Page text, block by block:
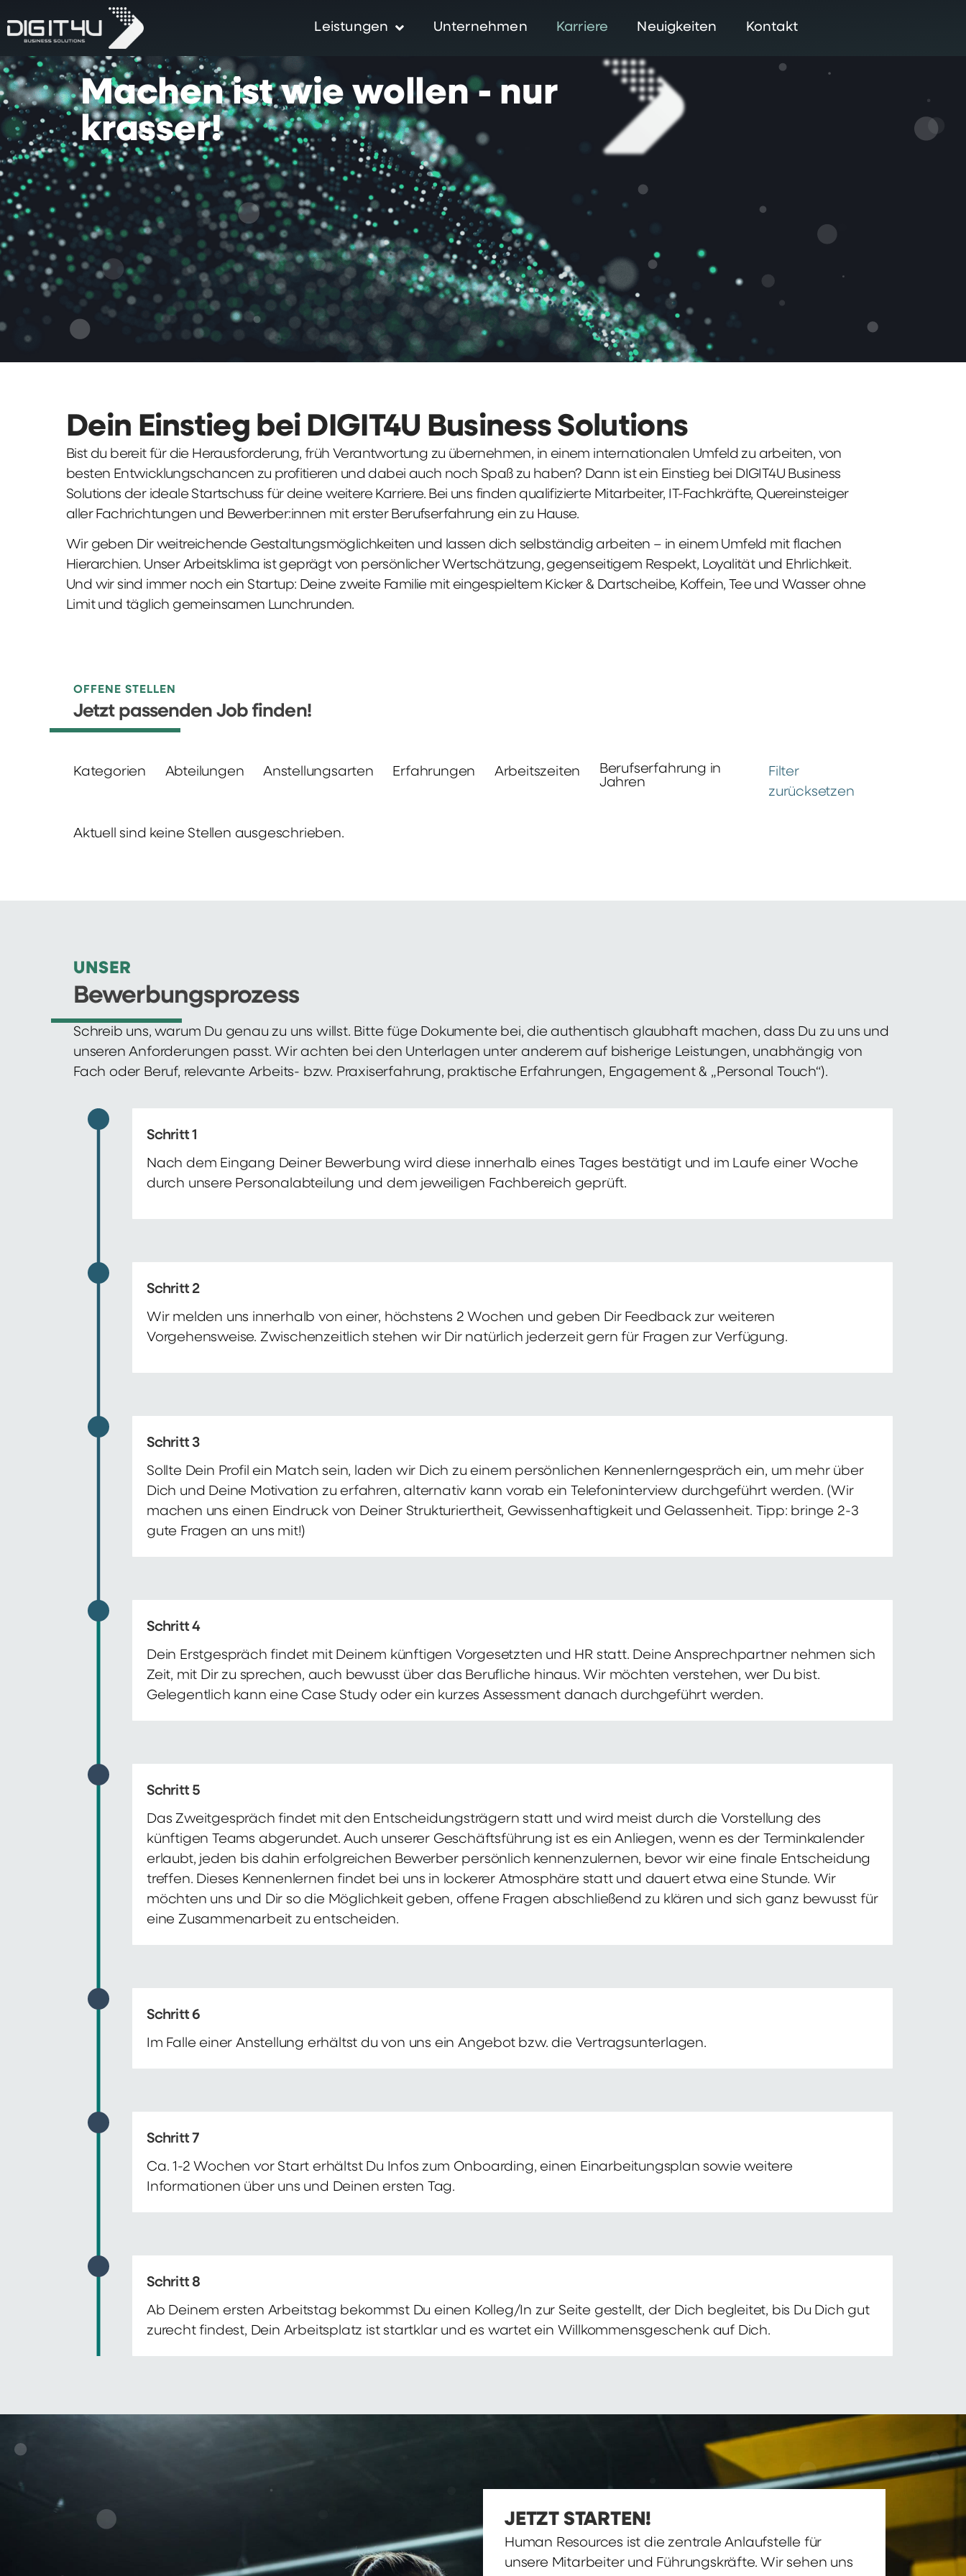
Leistungen Unternehmen Karriere Neuigkeiten Kontakt
Machen ist wie wollen - nur
krasser!
Dein Einstieg bei DIGIT4U Business Solutions
Bist du bereit für die Herausforderung, früh Verantwortung zu übernehmen, in einem internationalen Umfeld zu arbeiten, von
besten Entwicklungschancen zu profitieren und dabei auch noch Spaß zu haben? Dann ist ein Einstieg bei DIGIT4U Business
Solutions der ideale Startschuss für deine weitere Karriere. Bei uns finden qualifizierte Mitarbeiter, IT-Fachkräfte, Quereinsteiger
aller Fachrichtungen und Bewerber:innen mit erster Berufserfahrung ein zu Hause.
Wir geben Dir weitreichende Gestaltungsmöglichkeiten und lassen dich selbständig arbeiten – in einem Umfeld mit flachen
Hierarchien. Unser Arbeitsklima ist geprägt von persönlicher Wertschätzung, gegenseitigem Respekt, Loyalität und Ehrlichkeit.
Und wir sind immer noch ein Startup: Deine zweite Familie mit eingespieltem Kicker & Dartscheibe, Koffein, Tee und Wasser ohne
Limit und täglich gemeinsamen Lunchrunden.
OFFENE STELLEN
Jetzt passenden Job finden!
Kategorien Abteilungen Anstellungsarten Erfahrungen Arbeitszeiten
Berufserfahrung in
Jahren
Filter
zurücksetzen
Aktuell sind keine Stellen ausgeschrieben.
UNSER
Bewerbungsprozess
Schreib uns, warum Du genau zu uns willst. Bitte füge Dokumente bei, die authentisch glaubhaft machen, dass Du zu uns und
unseren Anforderungen passt. Wir achten bei den Unterlagen unter anderem auf bisherige Leistungen, unabhängig von
Fach oder Beruf, relevante Arbeits- bzw. Praxiserfahrung, praktische Erfahrungen, Engagement & „Personal Touch“).
Schritt 1
Nach dem Eingang Deiner Bewerbung wird diese innerhalb eines Tages bestätigt und im Laufe einer Woche
durch unsere Personalabteilung und dem jeweiligen Fachbereich geprüft.
Schritt 2
Wir melden uns innerhalb von einer, höchstens 2 Wochen und geben Dir Feedback zur weiteren
Vorgehensweise. Zwischenzeitlich stehen wir Dir natürlich jederzeit gern für Fragen zur Verfügung.
Schritt 3
Sollte Dein Profil ein Match sein, laden wir Dich zu einem persönlichen Kennenlerngespräch ein, um mehr über
Dich und Deine Motivation zu erfahren, alternativ kann vorab ein Telefoninterview durchgeführt werden. (Wir
machen uns einen Eindruck von Deiner Strukturiertheit, Gewissenhaftigkeit und Gelassenheit. Tipp: bringe 2-3
gute Fragen an uns mit!)
Schritt 4
Dein Erstgespräch findet mit Deinem künftigen Vorgesetzten und HR statt. Deine Ansprechpartner nehmen sich
Zeit, mit Dir zu sprechen, auch bewusst über das Berufliche hinaus. Wir möchten verstehen, wer Du bist.
Gelegentlich kann eine Case Study oder ein kurzes Assessment danach durchgeführt werden.
Schritt 5
Das Zweitgespräch findet mit den Entscheidungsträgern statt und wird meist durch die Vorstellung des
künftigen Teams abgerundet. Auch unserer Geschäftsführung ist es ein Anliegen, wenn es der Terminkalender
erlaubt, jeden bis dahin erfolgreichen Bewerber persönlich kennenzulernen, bevor wir eine finale Entscheidung
treffen. Dieses Kennenlernen findet bei uns in lockerer Atmosphäre statt und dauert etwa eine Stunde. Wir
möchten uns und Dir so die Möglichkeit geben, offene Fragen abschließend zu klären und sich ganz bewusst für
eine Zusammenarbeit zu entscheiden.
Schritt 6
Im Falle einer Anstellung erhältst du von uns ein Angebot bzw. die Vertragsunterlagen.
Schritt 7
Ca. 1-2 Wochen vor Start erhältst Du Infos zum Onboarding, einen Einarbeitungsplan sowie weitere
Informationen über uns und Deinen ersten Tag.
Schritt 8
Ab Deinem ersten Arbeitstag bekommst Du einen Kolleg/In zur Seite gestellt, der Dich begleitet, bis Du Dich gut
zurecht findest, Dein Arbeitsplatz ist startklar und es wartet ein Willkommensgeschenk auf Dich.
JETZT STARTEN!
Human Resources ist die zentrale Anlaufstelle für
unsere Mitarbeiter und Führungskräfte. Wir sehen uns